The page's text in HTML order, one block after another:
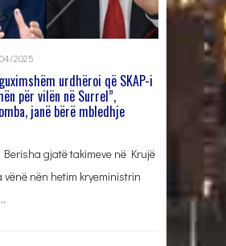
2025
urdhëroi që SKAP-i
për vilën në Surrel”,
janë bërë mbledhje
Berisha gjatë takimeve në Krujë
vënë nën hetim kryeministrin